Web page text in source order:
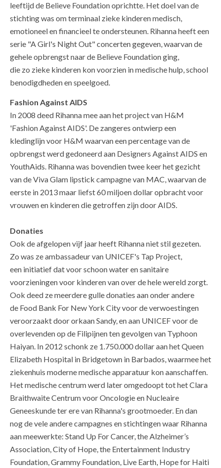
leeftijd de Believe Foundation oprichtte. Het doel van de
stichting was om terminaal zieke kinderen medisch,
emotioneel en financieel te ondersteunen. Rihanna heeft een
serie "A Girl's Night Out" concerten gegeven, waarvan de
gehele opbrengst naar de Believe Foundation ging,
die zo zieke kinderen kon voorzien in medische hulp, school
benodigdheden en speelgoed.
Fashion Against AIDS
In 2008 deed Rihanna mee aan het project van H&M
'Fashion Against AIDS'. De zangeres ontwierp een
kledinglijn voor H&M waarvan een percentage van de
opbrengst werd gedoneerd aan Designers Against AIDS en
YouthAids. Rihanna was bovendien twee keer het gezicht
van de Viva Glam lipstick campagne van MAC, waarvan de
eerste in 2013 maar liefst 60 miljoen dollar opbracht voor
vrouwen en kinderen die getroffen zijn door AIDS.
Donaties
Ook de afgelopen vijf jaar heeft Rihanna niet stil gezeten.
Zo was ze ambassadeur van UNICEF's Tap Project,
een initiatief dat voor schoon water en sanitaire
voorzieningen voor kinderen van over de hele wereld zorgt.
Ook deed ze meerdere gulle donaties aan onder andere
de Food Bank For New York City voor de verwoestingen
veroorzaakt door orkaan Sandy, en aan UNICEF voor de
overlevenden op de Filipijnen ten gevolgen van Typhoon
Haiyan. In 2012 schonk ze 1.750.000 dollar aan het Queen
Elizabeth Hospital in Bridgetown in Barbados, waarmee het
ziekenhuis moderne medische apparatuur kon aanschaffen.
Het medische centrum werd later omgedoopt tot het Clara
Braithwaite Centrum voor Oncologie en Nucleaire
Geneeskunde ter ere van Rihanna's grootmoeder. En dan
nog de vele andere campagnes en stichtingen waar Rihanna
aan meewerkte: Stand Up For Cancer, the Alzheimer’s
Association, City of Hope, the Entertainment Industry
Foundation, Grammy Foundation, Live Earth, Hope for Haiti